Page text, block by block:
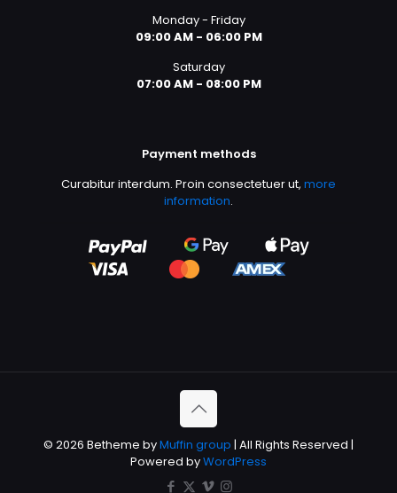
Monday - Friday
09:00 AM - 06:00 PM
Saturday
07:00 AM - 08:00 PM
Payment methods
Curabitur interdum. Proin consectetuer ut, more
information.
© 2026 Betheme byMuffin group | All Rights Reserved |
Powered byWordPress